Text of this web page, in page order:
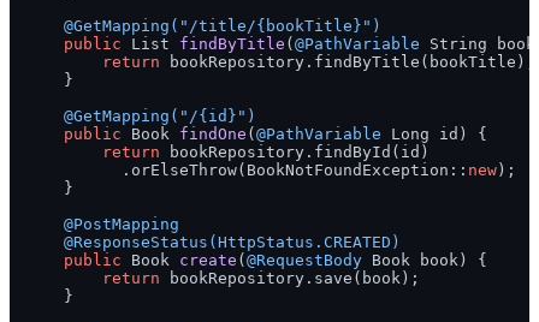
@GetMapping("/title/{bookTitle}")
public List findByTitle ( @PathVariable String
return bookRepository.findByTitle(bookTitle);
    }
@GetMapping("/{id}")
public Book findOne ( @PathVariable Long id)
{
return bookRepository.findById(id)
          .orElseThrow(BookNotFoundException::
new );
    }
@PostMapping
@ResponseStatus(HttpStatus.CREATED)
public Book create ( @RequestBody Book book)
{
return bookRepository.save(book);
    }